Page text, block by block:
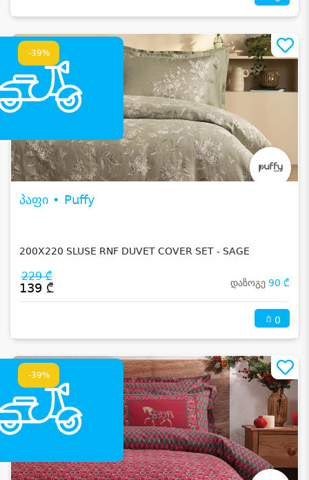
-39%
პაფი • Puffy
200X220 SLUSE RNF DUVET COVER SET - SAGE
229 ₾
139 ₾ დაზოგე 90 ₾
0
-39%